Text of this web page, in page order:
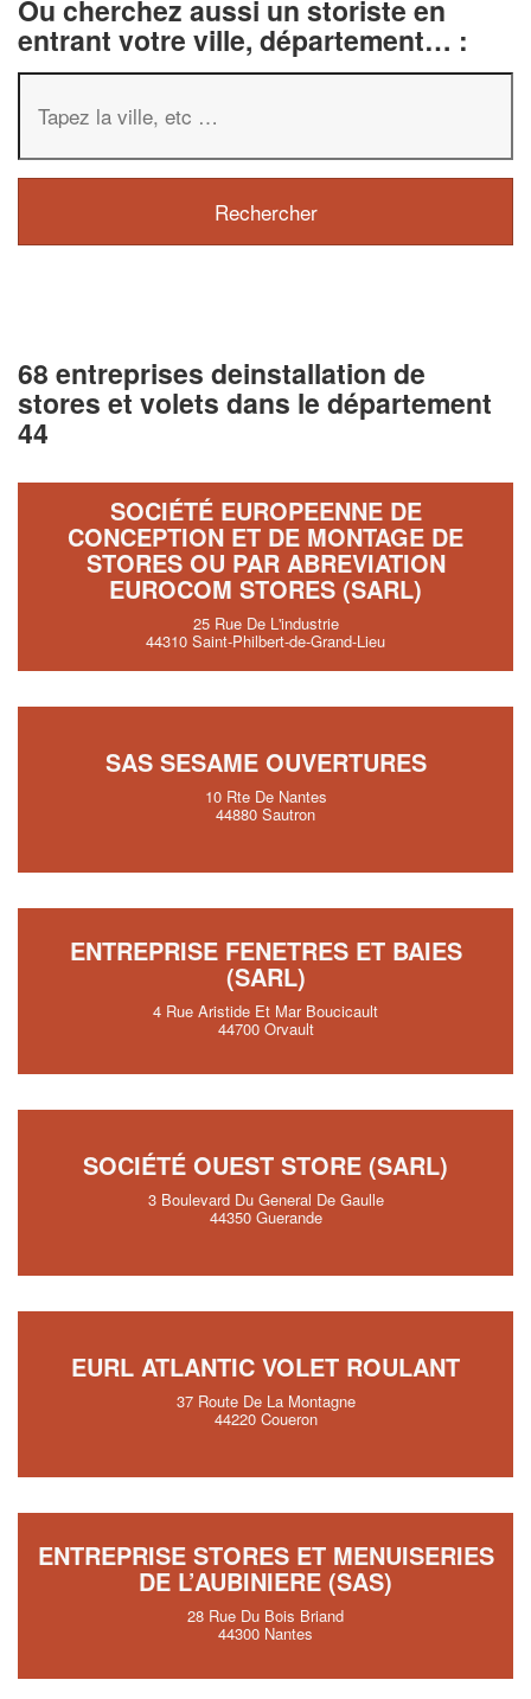
Ou cherchez aussi un storiste en
entrant votre ville, département… :
68 entreprises deinstallation de
stores et volets dans le département
44
SOCIÉTÉ EUROPEENNE DE
CONCEPTION ET DE MONTAGE DE
STORES OU PAR ABREVIATION
EUROCOM STORES (SARL)
25 Rue De L'industrie
44310 Saint-Philbert-de-Grand-Lieu
SAS SESAME OUVERTURES
10 Rte De Nantes
44880 Sautron
ENTREPRISE FENETRES ET BAIES
(SARL)
4 Rue Aristide Et Mar Boucicault
44700 Orvault
SOCIÉTÉ OUEST STORE (SARL)
3 Boulevard Du General De Gaulle
44350 Guerande
EURL ATLANTIC VOLET ROULANT
37 Route De La Montagne
44220 Coueron
ENTREPRISE STORES ET MENUISERIES
DE L’AUBINIERE (SAS)
28 Rue Du Bois Briand
44300 Nantes